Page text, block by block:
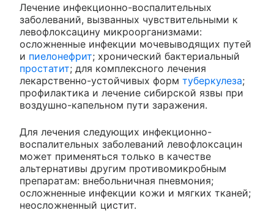
Лечение инфекционно-воспалительных
заболеваний, вызванных чувствительными к
левофлоксацину микроорганизмами:
осложненные инфекции мочевыводящих путей
и пиелонефрит; хронический бактериальный
простатит; для комплексного лечения
лекарственно-устойчивых форм туберкулеза;
профилактика и лечение сибирской язвы при
воздушно-капельном пути заражения.
Для лечения следующих инфекционно-
воспалительных заболеваний левофлоксацин
может применяться только в качестве
альтернативы другим противомикробным
препаратам: внебольничная пневмония;
осложненные инфекции кожи и мягких тканей;
неосложненный цистит.